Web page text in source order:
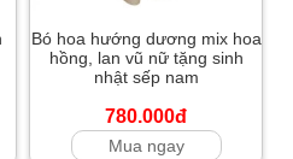
Bó hoa hướng dương mix hoa
hồng, lan vũ nữ tặng sinh
nhật sếp nam
780.000đ
Mua ngay